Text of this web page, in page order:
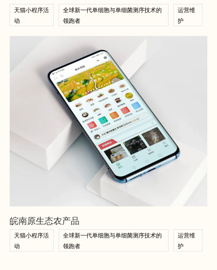
天猫小程序活
动
全球新一代单细胞与单细菌测序技术的
领跑者
运营维
护
查看案例
查看案例
皖南原生态农产品
天猫小程序活
动
全球新一代单细胞与单细菌测序技术的
领跑者
运营维
护